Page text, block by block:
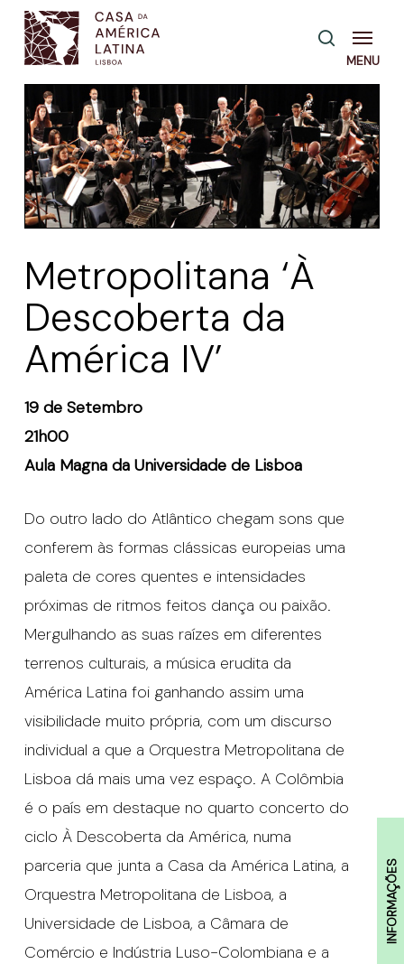
Skip
main
content
INFORMAÇÕES
pesquisa
Menu
Metropolitana ‘À
Descoberta da
América IV’
19 de Setembro
21h00
Aula Magna da Universidade de Lisboa
Do outro lado do Atlântico chegam sons que
conferem às formas clássicas europeias uma
paleta de cores quentes e intensidades
próximas de ritmos feitos dança ou paixão.
Mergulhando as suas raízes em diferentes
terrenos culturais, a música erudita da
América Latina foi ganhando assim uma
visibilidade muito própria, com um discurso
individual a que a Orquestra Metropolitana de
Lisboa dá mais uma vez espaço. A Colômbia
é o país em destaque no quarto concerto do
ciclo À Descoberta da América, numa
parceria que junta a Casa da América Latina, a
Orquestra Metropolitana de Lisboa, a
Universidade de Lisboa, a Câmara de
Comércio e Indústria Luso-Colombiana e a